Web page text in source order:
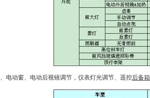
、电动窗、电动后视镜调节，仪表灯光调节、遥控后备箱